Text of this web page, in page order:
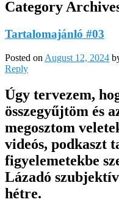
Category
Tartalomajánló #03
Posted on August 12, 2024
Reply
Úgy tervezem,
összegyűjtöm és
megosztom
videós, podkaszt
figyelemetekbe
Lázadó
hétre.